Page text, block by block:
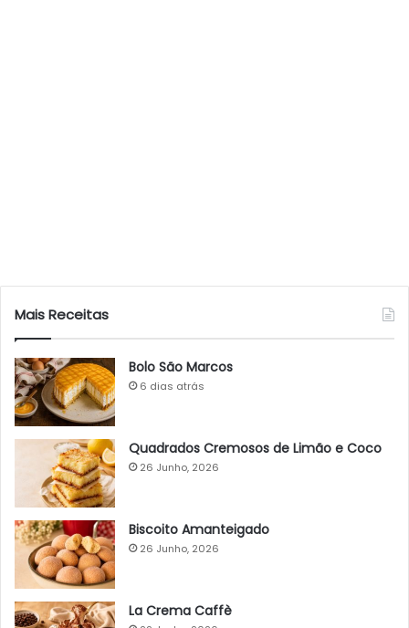
Mais Receitas
Bolo São Marcos
6 dias atrás
Quadrados Cremosos de Limão e Coco
26 Junho, 2026
Biscoito Amanteigado
26 Junho, 2026
La Crema Caffè